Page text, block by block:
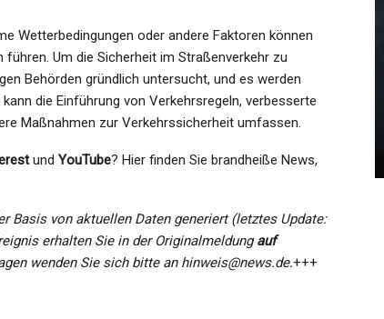
Wetterbedingungen oder andere Faktoren können
Um die Sicherheit im Straßenverkehr zu
Behörden gründlich untersucht, und es werden
die Einführung von Verkehrsregeln, verbesserte
Maßnahmen zur Verkehrssicherheit umfassen.
und YouTube? Hier finden Sie brandheiße News,
Basis von aktuellen Daten generiert (letztes Update:
erhalten Sie in der Originalmeldungauf
wenden Sie sich bitte an hinweis@news.de.+++
KULTUR
In Der Hitze Der Stadt: Diese
Acht Filme Fangen Den
Berliner…